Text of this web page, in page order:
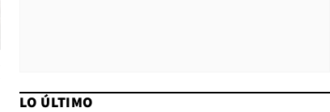
LO ÚLTIMO